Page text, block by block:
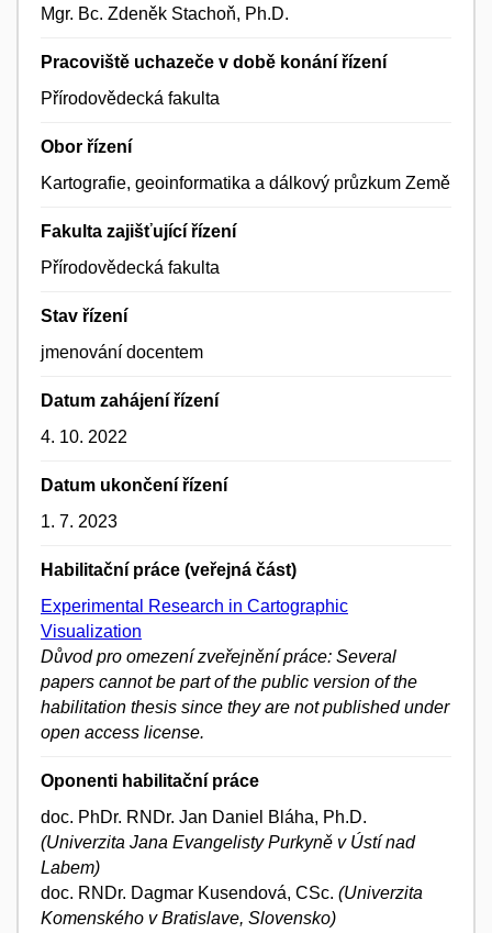
Mgr. Bc. Zdeněk Stachoň, Ph.D.
Pracoviště uchazeče v době konání řízení
Přírodovědecká fakulta
Obor řízení
Kartografie, geoinformatika a dálkový průzkum Země
Fakulta zajišťující řízení
Přírodovědecká fakulta
Stav řízení
jmenování docentem
Datum zahájení řízení
4. 10. 2022
Datum ukončení řízení
1. 7. 2023
Habilitační práce (veřejná část)
Experimental Research in Cartographic
Visualization
Důvod pro omezení zveřejnění práce: Several
papers cannot be part of the public version of the
habilitation thesis since they are not published under
open access license.
Oponenti habilitační práce
doc. PhDr. RNDr. Jan Daniel Bláha, Ph.D.
(Univerzita Jana Evangelisty Purkyně v Ústí nad
Labem)
doc. RNDr. Dagmar Kusendová, CSc. (Univerzita
Komenského v Bratislave, Slovensko)